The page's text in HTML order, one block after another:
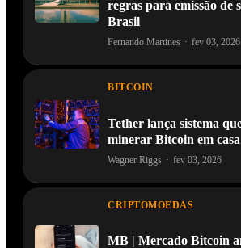
regras para emissão de
Brasil
Fernando Martines · fev 03, 2026
BITCOIN
Tether lança sistema
minerar Bitcoin em casa
Wagner Riggs · fev 03, 2026
CRIPTOMOEDAS
MB | Mercado Bitcoin